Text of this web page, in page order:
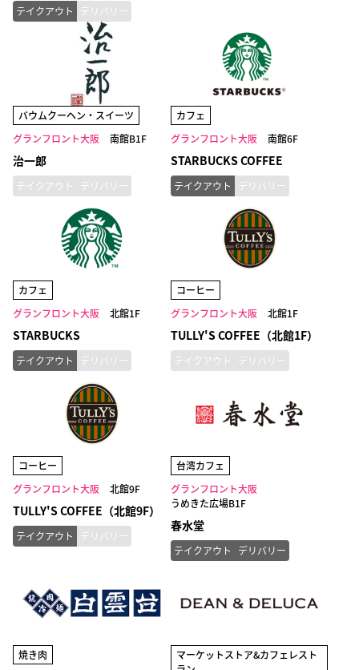
テイクアウト デリバリー
バウムクーヘン・スイーツ
グランフロント大阪
南館B1F
治一郎
テイクアウト デリバリー
カフェ
グランフロント大阪
南館6F
STARBUCKS COFFEE
テイクアウト デリバリー
カフェ
グランフロント大阪
北館1F
STARBUCKS
テイクアウト デリバリー
コーヒー
グランフロント大阪
北館1F
TULLY'S COFFEE（北館1F）
テイクアウト デリバリー
コーヒー
グランフロント大阪
北館9F
TULLY'S COFFEE（北館9F）
テイクアウト デリバリー
台湾カフェ
グランフロント大阪
うめきた広場B1F
春水堂
テイクアウト デリバリー
焼き肉
マーケットストア&カフェレスト